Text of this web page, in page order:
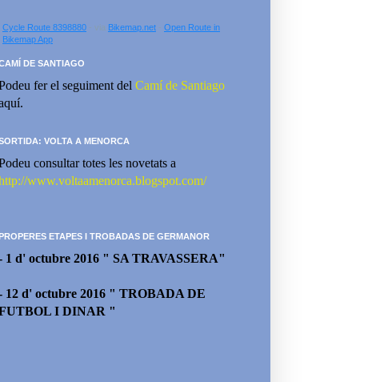
Cycle Route 8398880 - via Bikemap.net - Open Route in
Bikemap App
DE SANTIAGO
fer el seguiment del Camí de Santiago
VOLTA A MENORCA
consultar totes les novetats a
www.voltaamenorca.blogspot.com/
ETAPES I TROBADAS DE GERMANOR
1 d' octubre 2016 " SA TRAVASSERA"
12 d' octubre 2016 " TROBADA DE
I DINAR "